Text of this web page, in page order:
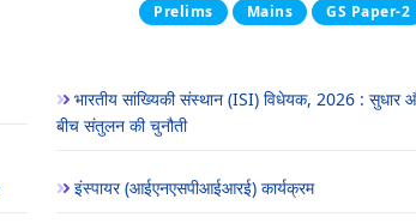
Prelims Mains GS Paper-2
भारतीय सांख्यिकी संस्थान (ISI) विधेयक, 2026 : सुधार
बीच संतुलन की चुनौती
इंस्पायर (आईएनएसपीआईआरई) कार्यक्रम